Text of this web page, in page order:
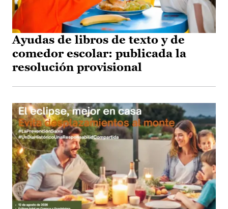
Ayudas de libros de texto y de
comedor escolar: publicada la
resolución provisional